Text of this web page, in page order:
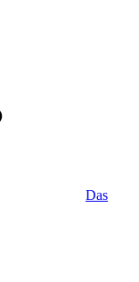
Das